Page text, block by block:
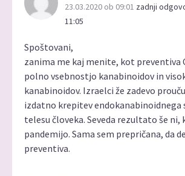
23.03.2020 ob 09:01 zadnji
11:05
Spoštovani,
zanima me kaj menite, kot preventiva
polno vsebnostjo kanabinoidov in
kanabinoidov. Izraelci že zadevo
izdatno krepitev endokanabinoidnega
telesu človeka. Seveda rezultato še ni,
pandemijo. Sama sem prepričana, da
preventiva.